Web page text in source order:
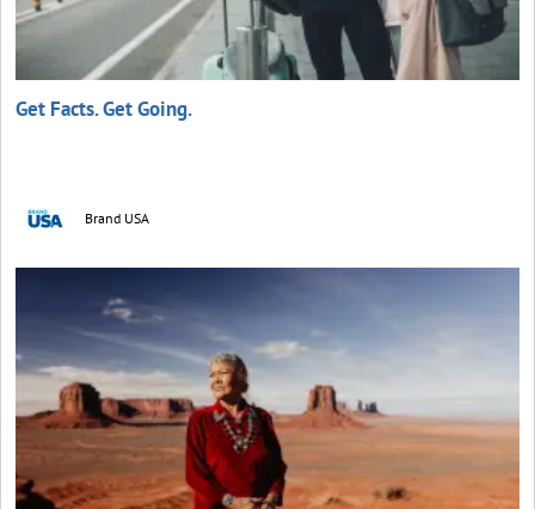
Get Facts. Get Going.
Brand USA